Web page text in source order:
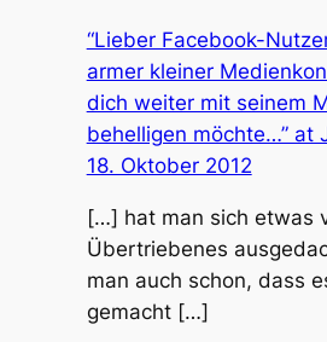
“Lieber Facebook-
armer kleiner
dich weiter mit seinem
behelligen möchte…” at
18. Oktober 2012
[…] hat man sich etwas
Übertriebenes
man auch schon, dass
gemacht […]